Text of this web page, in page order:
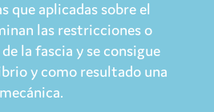
que aplicadas sobre el
las restricciones o
la fascia y se consigue
y como resultado una